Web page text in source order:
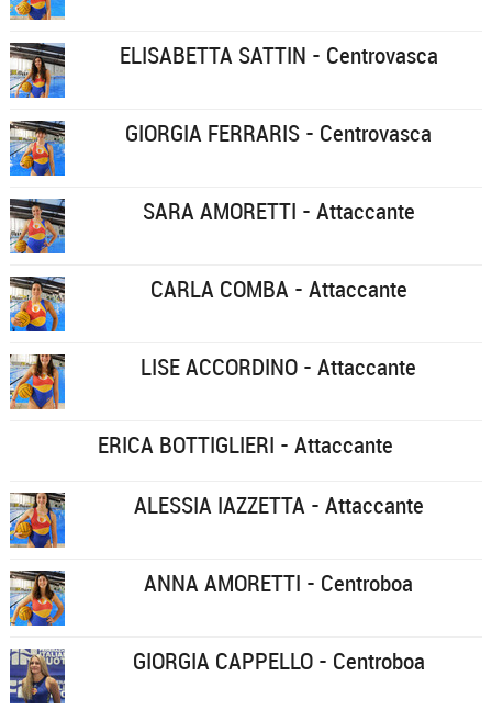
ELISABETTA SATTIN - Centrovasca
GIORGIA FERRARIS - Centrovasca
SARA AMORETTI - Attaccante
CARLA COMBA - Attaccante
LISE ACCORDINO - Attaccante
ERICA BOTTIGLIERI - Attaccante
ALESSIA IAZZETTA - Attaccante
ANNA AMORETTI - Centroboa
GIORGIA CAPPELLO - Centroboa